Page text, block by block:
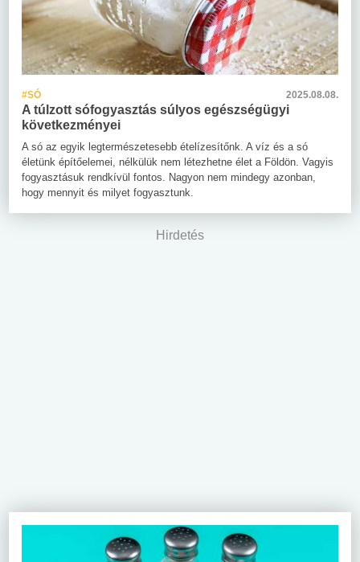
#SÓ 2025.08.08.
A túlzott sófogyasztás súlyos egészségügyi
következményei
A só az egyik legtermészetesebb ételízesítőnk. A víz és a só
életünk építőelemei, nélkülük nem létezhetne élet a Földön. Vagyis
fogyasztásuk rendkívül fontos. Nagyon nem mindegy azonban,
hogy mennyit és milyet fogyasztunk.
Hirdetés